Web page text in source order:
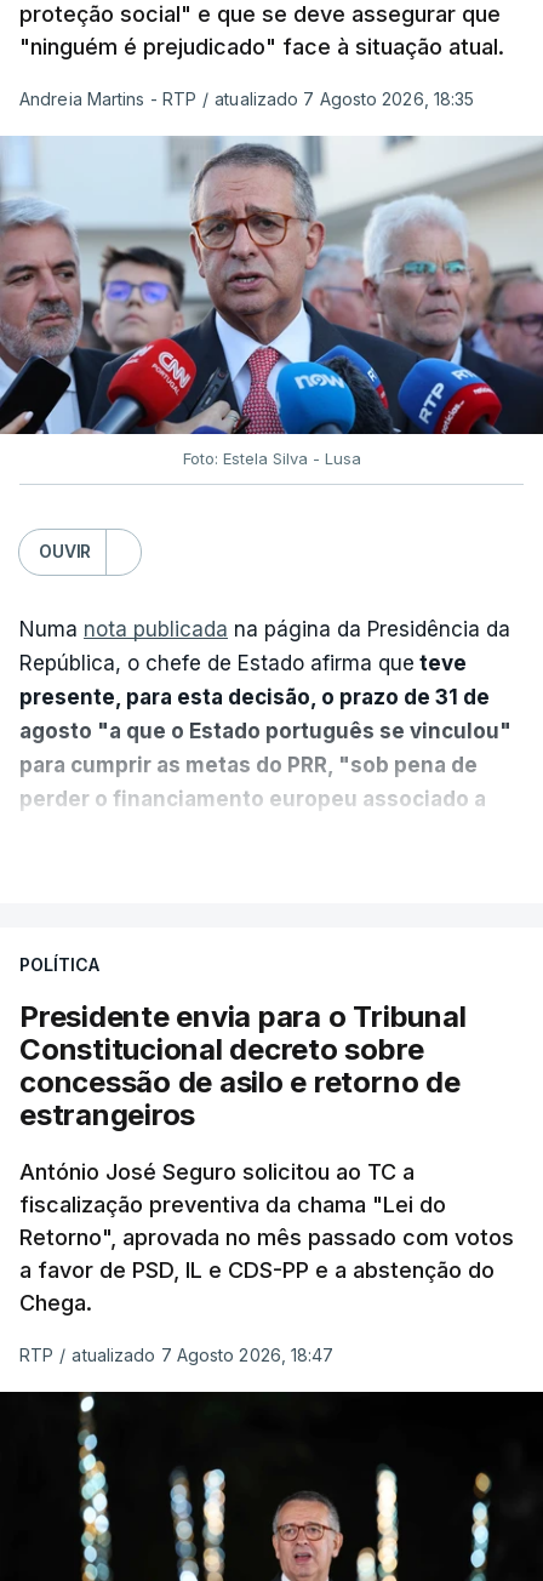
proteção social" e que se deve assegurar que
"ninguém é prejudicado" face à situação atual.
Andreia Martins - RTP / atualizado 7 Agosto 2026, 18:35
Foto: Estela Silva - Lusa
OUVIR
Numa nota publicada na página da Presidência da
República, o chefe de Estado afirma que teve
presente, para esta decisão, o prazo de 31 de
agosto "a que o Estado português se vinculou"
para cumprir as metas do PRR, "sob pena de
perder o financiamento europeu associado a
sistema mais simples, mais justo e transparente".
"Sempre que seja possível reduzir burocracias,
eliminar sobreposições e garantir que os apoios
chegam a quem mais necessita, estaremos a dar
um passo na direção certa", argumenta o
Presidente da República.
Assegurar que "ninguém é
prejudicado"
O Preisdente deixa, no entanto, deixa alguns
avisos:uma reforma desta dimensão "deve ter
como primeiro critério a proteção das pessoas"
e "nenhum processo de simplificação pode
traduzir-se numa diminuição da proteção
social".
POLÍTICA
Presidente envia para o Tribunal
Constitucional decreto sobre
concessão de asilo e retorno de
estrangeiros
António José Seguro solicitou ao TC a
fiscalização preventiva da chama "Lei do
Retorno", aprovada no mês passado com votos
a favor de PSD, IL e CDS-PP e a abstenção do
Chega.
RTP / atualizado 7 Agosto 2026, 18:47